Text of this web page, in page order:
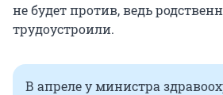
не будет против, ведь
трудоустроили.
В апреле у министра